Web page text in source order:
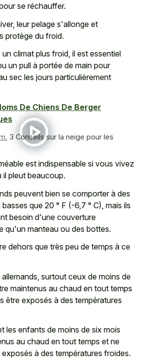
se réchauffer.
leur pelage s'allonge et
protège du froid.
climat plus froid, il est essentiel
un pull à portée de main pour
sec les jours particulièrement
De Chiens De Berger
3 Conseils sur la neige pour les
est indispensable si vous vivez
il pleut beaucoup.
peuvent bien se comporter à des
que 20 ° F (-6,7 ° C), mais ils
besoin d'une couverture
qu'un manteau ou des bottes.
dehors que très peu de temps à ce
surtout ceux de moins de
maintenus au chaud en tout temps
être exposés à des températures
les enfants de moins de six mois
au chaud en tout temps et ne
à des températures froides.